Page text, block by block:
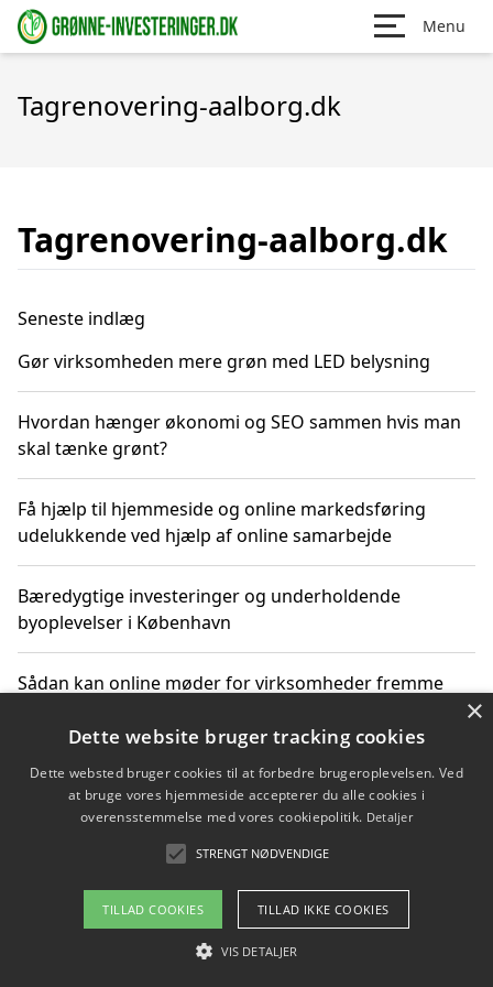
Menu
Tagrenovering-aalborg.dk
Tagrenovering-aalborg.dk
Seneste indlæg
Gør virksomheden mere grøn med LED belysning
Hvordan hænger økonomi og SEO sammen hvis man
skal tænke grønt?
Få hjælp til hjemmeside og online markedsføring
udelukkende ved hjælp af online samarbejde
Bæredygtige investeringer og underholdende
byoplevelser i København
Sådan kan online møder for virksomheder fremme
Copyright 2026 - Pilanto Aps
Om / kontakt
×
Dette website bruger tracking cookies
Dette websted bruger cookies til at forbedre brugeroplevelsen. Ved
at bruge vores hjemmeside accepterer du alle cookies i
overensstemmelse med vores cookiepolitik. Detaljer
STRENGT NØDVENDIGE
TILLAD COOKIES TILLAD IKKE COOKIES
VIS DETALJER